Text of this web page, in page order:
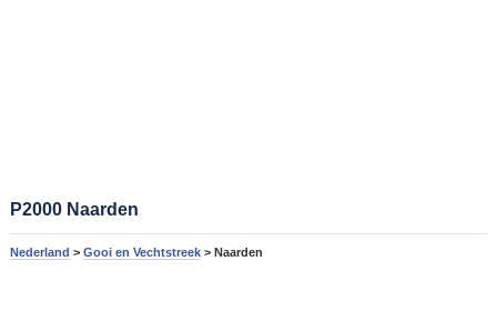
P2000 Naarden
Nederland > Gooi en Vechtstreek> Naarden